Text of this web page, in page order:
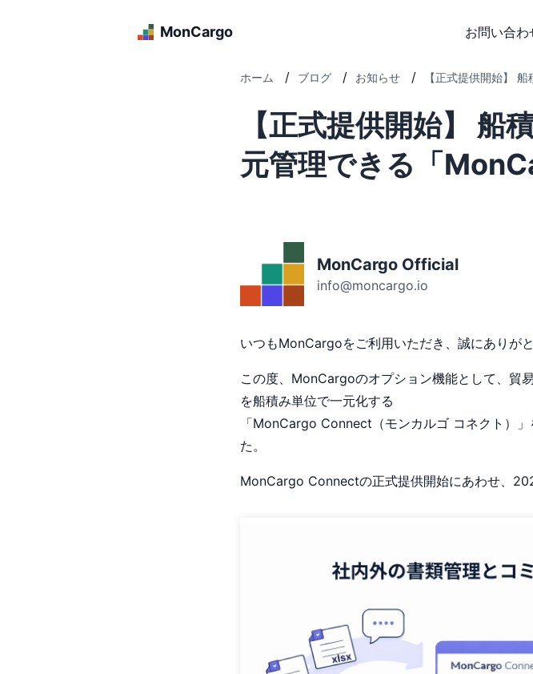
MonCargo お問い合わ
ホーム / ブログ / お知らせ / 【正式提供開始】
【正式提供開始】 船
元管理できる「
MonCargo Official
info@moncargo.io
いつもMonCargoをご利用いただき、誠にありがと
この度、MonCargoのオプション機能として、貿
を船積み単位で一元化する
「MonCargo Connect（モンカルゴ コネクト）
た。
MonCargo Connectの正式提供開始にあわせ、